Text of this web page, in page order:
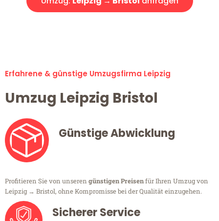
Erfahrene & günstige Umzugsfirma Leipzig
Umzug Leipzig Bristol
Günstige Abwicklung
Profitieren Sie von unseren günstigen Preisenfür Ihren Umzug von
Leipzig → Bristol, ohne Kompromisse bei der Qualität einzugehen.
Sicherer Service